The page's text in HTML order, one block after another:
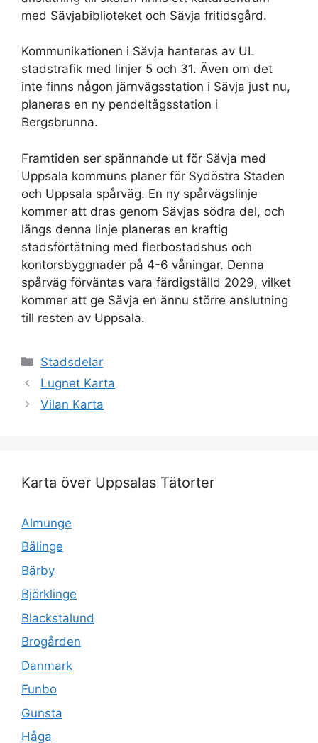
med Sävjabiblioteket och Sävja fritidsgård.
Kommunikationen i Sävja hanteras av UL
stadstrafik med linjer 5 och 31. Även om det
inte finns någon järnvägsstation i Sävja just nu,
planeras en ny pendeltågsstation i
Bergsbrunna.
Framtiden ser spännande ut för Sävja med
Uppsala kommuns planer för Sydöstra Staden
och Uppsala spårväg. En ny spårvägslinje
kommer att dras genom Sävjas södra del, och
längs denna linje planeras en kraftig
stadsförtätning med flerbostadshus och
kontorsbyggnader på 4-6 våningar. Denna
spårväg förväntas vara färdigställd 2029, vilket
kommer att ge Sävja en ännu större anslutning
till resten av Uppsala.
Kategorier
Stadsdelar
Lugnet Karta
Vilan Karta
Karta över Uppsalas Tätorter
Almunge
Bälinge
Bärby
Björklinge
Blackstalund
Brogården
Danmark
Funbo
Gunsta
Håga